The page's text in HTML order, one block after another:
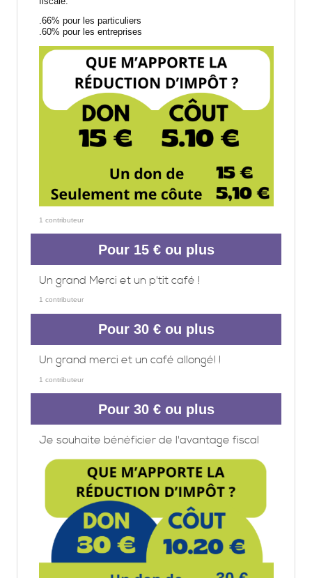
.66% pour les particuliers
.60% pour les entreprises
1 contributeur
Pour 15 € ou plus
Un grand Merci et un p'tit café !
1 contributeur
Pour 30 € ou plus
Un grand merci et un café allongé! !
1 contributeur
Pour 30 € ou plus
Je souhaite bénéficier de l'avantage fiscal